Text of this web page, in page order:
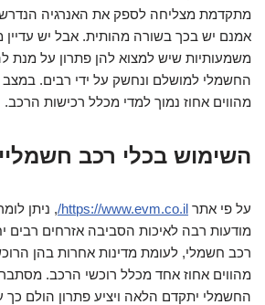
מתקדמת מצליחה לספק את האנרגיה
אמנם יש בכך בשורה מהותית. אבל יש עדיין
משמעותיות שיש למצוא להן פתרון על מנת
החשמלי למושלם ונחשק על ידי רבים. במצב
מהווים אחוז נמוך למדי מכלל רכישות הרכב.
השימוש בכלי רכב
על פי אתר https://www.evm.co.il/ , ניתן
מודעות רבה לאיכות הסביבה אזרחים רבים
רכב חשמלי, לעומת מדינות אחרות בהן
מהווים אחוז אחד מכלל רוכשי הרכב.
החשמלי יתקדם הלאה ויציע פתרון הולם כך